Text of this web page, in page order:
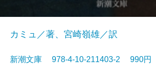
カミュ／著、宮崎嶺雄／訳
新潮文庫 978-4-10-211403-2 990円